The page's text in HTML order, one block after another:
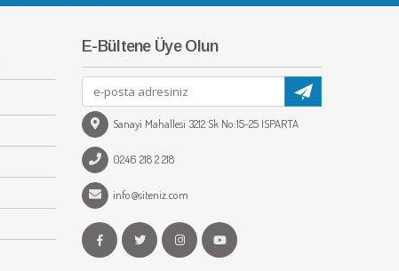
E-Bültene Üye Olun
Sanayi Mahallesi 3212 Sk No:15-25 ISPARTA
0246 218 2 218
info@siteniz.com